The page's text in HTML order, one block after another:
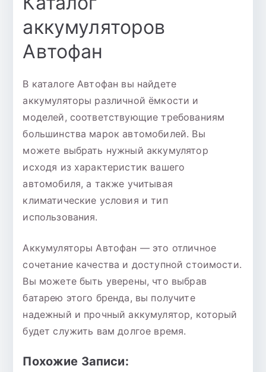
аккумуляторов
Автофан
В каталоге Автофан вы найдете
аккумуляторы различной ёмкости и
моделей, соответствующие требованиям
большинства марок автомобилей. Вы
можете выбрать нужный аккумулятор
исходя из характеристик вашего
автомобиля, а также учитывая
климатические условия и тип
использования.
Аккумуляторы Автофан — это отличное
сочетание качества и доступной стоимости.
Вы можете быть уверены, что выбрав
батарею этого бренда, вы получите
надежный и прочный аккумулятор, который
будет служить вам долгое время.
Похожие Записи: